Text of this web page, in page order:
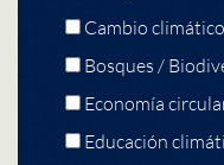
Cambio climático
Bosques /
Economía
Educación